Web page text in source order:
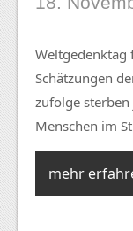
Weltgedenktag
Schätzungen
zufolge
Menschen im
mehr